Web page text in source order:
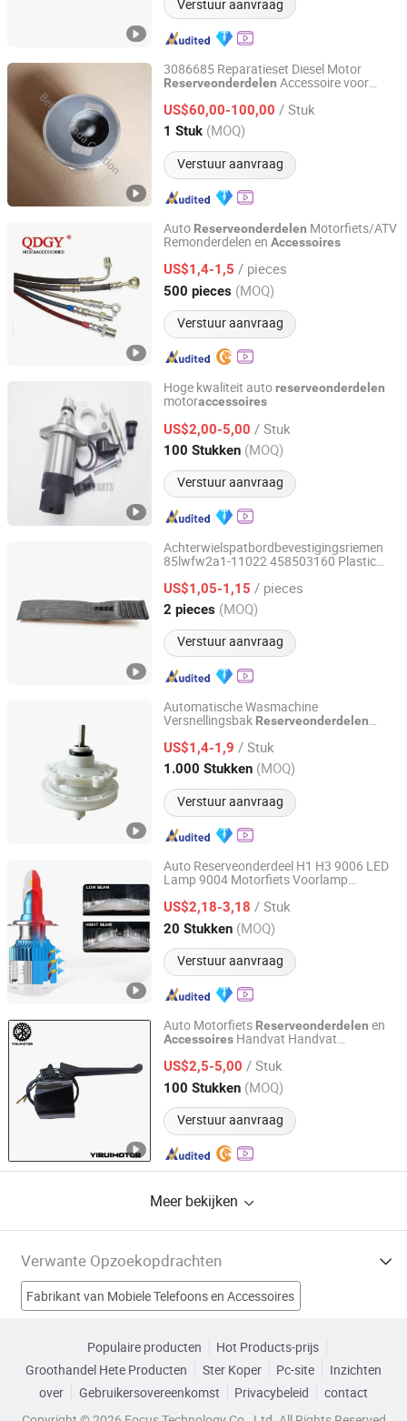
Verstuur aanvraag
3086685 Reparatieset Diesel Motor
Reserveonderdelen Accessoire voor
US$60,00-100,00 / Stuk
1 Stuk (MOQ)
Verstuur aanvraag
Beijing Xinda Creation Machinery Equipment Co., Ltd.
Beijing, China Sinds 2022
Auto Reserveonderdelen Motorfiets/ATV
Remonderdelen en Accessoires
US$1,4-1,5 / pieces
500 pieces (MOQ)
Verstuur aanvraag
Qingdao Guosong Machinery Parts Co., Ltd.
Shandong, China Sinds 2023
Hoge kwaliteit autoreserveonderdelen
motoraccessoires
US$2,00-5,00 / Stuk
100 Stukken (MOQ)
Verstuur aanvraag
Ningbo Lance Imp&Exp Co., Ltd
Zhejiang, China Sinds 2024
Achterwielspatbordbevestigingsriemen
85lwfw2a1-11022 458503160 Plastic
Hanvan Goede kwaliteit
US$1,05-1,15 / pieces
2 pieces (MOQ)
Verstuur aanvraag
Jinan Xinghui Truck Parts Co., Ltd
Shandong, China Sinds 2024
Automatische Wasmachine
Versnellingsbak Reserveonderdelen
US$1,4-1,9 / Stuk
1.000 Stukken (MOQ)
Verstuur aanvraag
NINGBO SANHE REFRIGERATION CO., LTD.
Zhejiang, China Sinds 2009
Auto Reserveonderdeel H1 H3 9006 LED
Lamp 9004 Motorfiets Voorlamp
US$2,18-3,18 / Stuk
20 Stukken (MOQ)
Verstuur aanvraag
Guangdong Liangjian Lighting Co., Ltd.
Guangdong, China Sinds 2024
Auto Motorfiets Reserveonderdelen en
Accessoires Handvat Handvat
US$2,5-5,00 / Stuk
100 Stukken (MOQ)
Verstuur aanvraag
Xingtai Motoyield Import and Export Co. Ltd
Hebei, China Sinds 2025
Meer bekijken
Verwante Opzoekopdrachten
Fabrikant van Mobiele Telefoons en Accessoires
Fabrikant van Vrachtwagen Onderdelen
Populaire producten
Hot Products-prijs
Groothandel Hete Producten
Ster Koper Pc-site
Inzichten
over
Gebruikersovereenkomst Privacybeleid
contact